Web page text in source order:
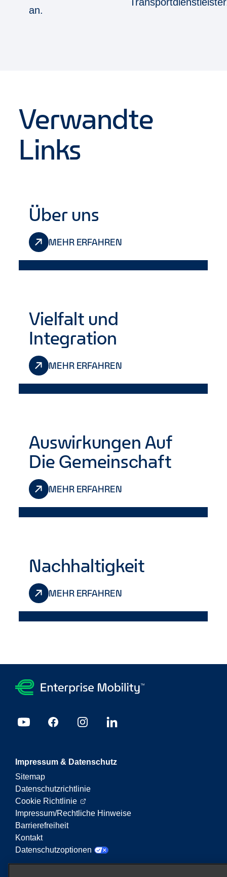
an.
Verwandte
Links
Über uns
MEHR ERFAHREN
Vielfalt und
Integration
MEHR ERFAHREN
Auswirkungen Auf
Die Gemeinschaft
MEHR ERFAHREN
Nachhaltigkeit
MEHR ERFAHREN
Impressum & Datenschutz
Sitemap
Datenschutzrichtlinie
Cookie Richtlinie
Impressum/Rechtliche Hinweise
Barrierefreiheit
Kontakt
Datenschutzoptionen